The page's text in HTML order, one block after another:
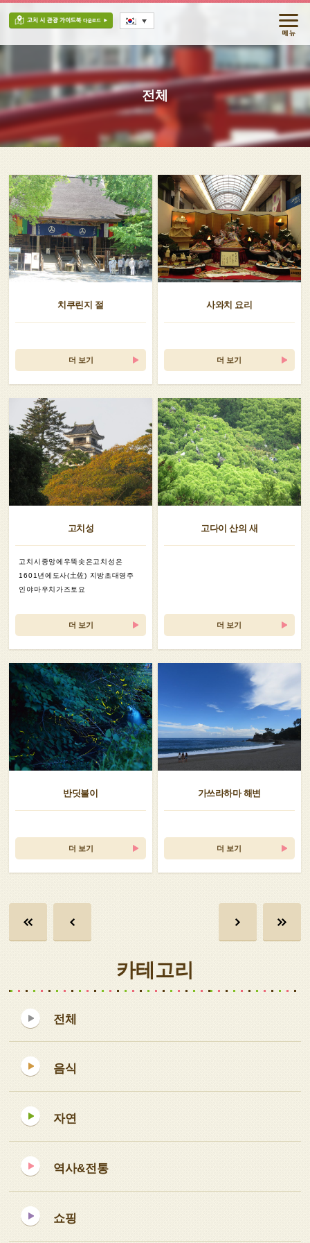
전체
치쿠린지 절
더 보기
사와치 요리
더 보기
고치성
고치시중앙에우뚝솟은고치성은
1601년에도사(土佐) 지방초대영주
인야마우치가즈토요
더 보기
고다이 산의 새
더 보기
반딧불이
더 보기
가쓰라하마 해변
더 보기
카테고리
전체
음식
자연
역사&전통
쇼핑